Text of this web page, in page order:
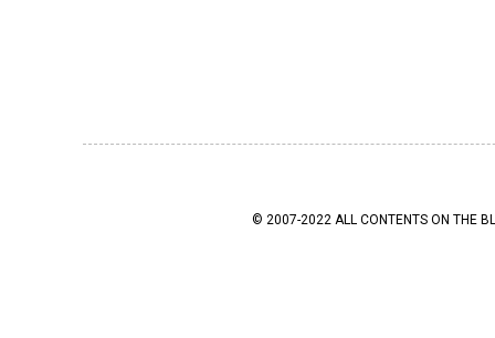
© 2007-2022 ALL CONTENTS ON THE